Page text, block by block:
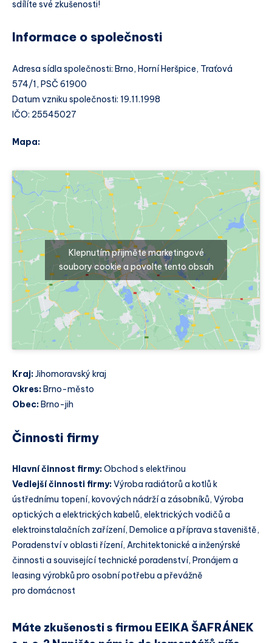
sdílíte své zkušenosti!
Informace o společnosti
Adresa sídla společnosti: Brno, Horní Heršpice, Traťová
574/1, PSČ 61900
Datum vzniku společnosti: 19.11.1998
IČO: 25545027
Mapa:
Klepnutím přijměte marketingové
soubory cookie a povolte tento obsah
Kraj:Jihomoravský kraj
Okres: Brno-město
Obec: Brno-jih
Činnosti firmy
Hlavní činnost firmy:Obchod s elektřinou
Vedlejší činnosti firmy:Výroba radiátorů a kotlů k
ústřednímu topení, kovových nádrží a zásobníků, Výroba
optických a elektrických kabelů, elektrických vodičů a
elektroinstalačních zařízení, Demolice a příprava staveniště,
Poradenství v oblasti řízení, Architektonické a inženýrské
činnosti a související technické poradenství, Pronájem a
leasing výrobků pro osobní potřebu a převážně
pro domácnost
Máte zkušenosti s firmou EEIKA ŠAFRÁNEK